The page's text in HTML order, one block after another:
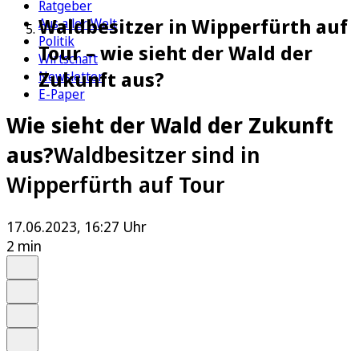
Ratgeber
Aus aller Welt
Politik
Wirtschaft
Newsletter
E-Paper
Waldbesitzer in Wipperfürth auf
Tour – wie sieht der Wald der
Zukunft aus?
Wie sieht der Wald der Zukunft
aus?Waldbesitzer sind in
Wipperfürth auf Tour
17.06.2023, 16:27 Uhr
2 min